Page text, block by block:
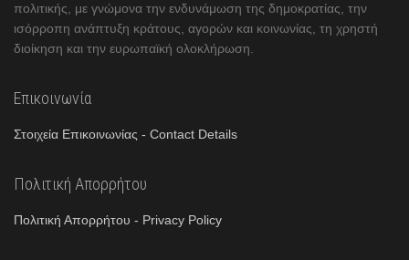
πολιτικής, με γνώμονα την ενδυνάμωση της δημοκρατίας, την
ισόρροπη ανάπτυξη κράτους, αγορών και κοινωνίας, τη χρηστή
διοίκηση και την ευρωπαϊκή ολοκλήρωση.
Επικοινωνία
Στοιχεία Επικοινωνίας - Contact Details
Πολιτική Απορρήτου
Πολιτική Απορρήτου - Privacy Policy